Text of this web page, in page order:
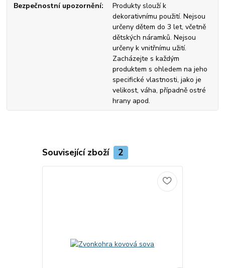
Bezpečnostní upozornění
Produkty slouží k
dekorativnímu použití. Nejsou
určeny dětem do 3 let, včetně
dětských náramků. Nejsou
určeny k vnitřnímu užití.
Zacházejte s každým
produktem s ohledem na jeho
specifické vlastnosti, jako je
velikost, váha, případně ostré
hrany apod.
Související zboží 2